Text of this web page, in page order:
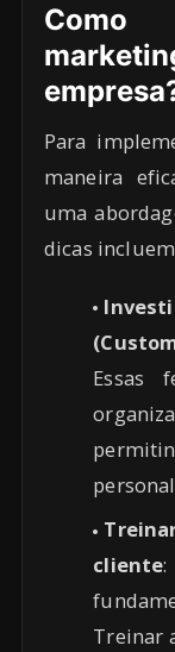
Para
maneira
uma
dicas
Essas
cliente:
Treinar